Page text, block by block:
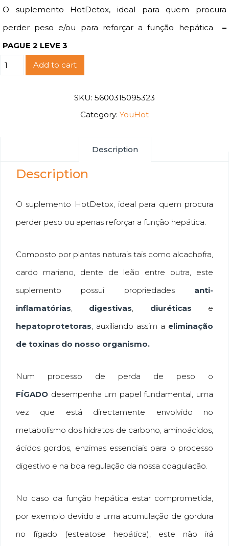
O suplemento HotDetox, ideal para quem procura
perder peso e/ou para reforçar a função hepática
–
PAGUE 2 LEVE 3
HotDetox
quantity
Add to cart
SKU: 5600315095323
Category: YouHot
Description
Description
O suplemento HotDetox, ideal para quem procura
perder peso ou apenas reforçar a função hepática.
Composto por plantas naturais tais como alcachofra,
cardo mariano, dente de leão entre outra, este
suplemento possui propriedades anti-
inflamatórias
digestivas diuréticas e
hepatoprotetoras , auxiliando assim a eliminação
de toxinas do nosso organismo.
Num processo de perda de peso o
FÍGADO desempenha um papel fundamental, uma
vez que está directamente envolvido no
metabolismo dos hidratos de carbono, aminoácidos,
ácidos gordos, enzimas essenciais para o processo
digestivo e na boa regulação da nossa coagulação.
No caso da função hepática estar comprometida,
por exemplo devido a uma acumulação de gordura
no fígado (esteatose hepática), este não irá